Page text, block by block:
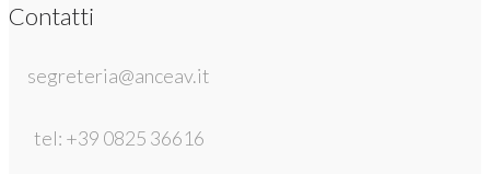
Contatti
segreteria@anceav.it
tel: +39 0825 36616